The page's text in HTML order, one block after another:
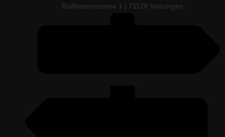
Raiffeisenstrasse 1 | 71126 Nebringen